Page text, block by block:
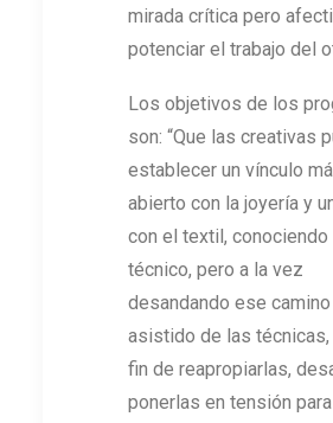
mirada crítica pero
potenciar el trabajo del
Los objetivos de los
son: “Que las creativas
establecer un vínculo
abierto con la joyería y
con el textil, conociendo
técnico, pero a la vez
desandando ese camino
asistido de las técnicas,
fin de reapropiarlas,
ponerlas en tensión para